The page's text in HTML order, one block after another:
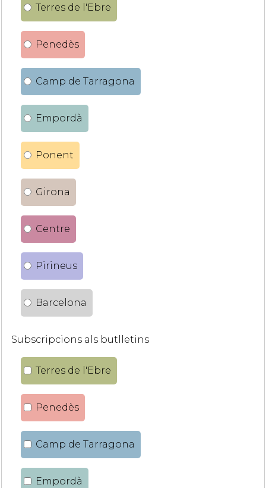
Terres de l'Ebre
Penedès
Camp de Tarragona
Empordà
Ponent
Girona
Centre
Pirineus
Barcelona
Subscripcions als butlletins
Terres de l'Ebre
Penedès
Camp de Tarragona
Empordà